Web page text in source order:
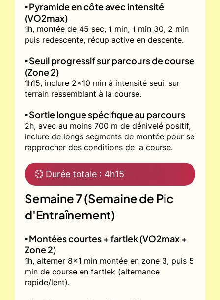
▪️ Pyramide en côte avec intensité
(VO2max)
1h, montée de 45 sec, 1 min, 1 min 30, 2 min
puis redescente, récup active en descente.
▪️ Seuil progressif sur parcours de course
(Zone 2)
1h15, inclure 2x10 min à intensité seuil sur
terrain ressemblant à la course.
▪️ Sortie longue spécifique au parcours
2h, avec au moins 700 m de dénivelé positif,
inclure de longs segments de montée pour se
rapprocher des conditions de la course.
⏲ Durée totale : 4h15
Semaine 7 (Semaine de Pic
d'Entraînement)
▪️ Montées courtes + fartlek (VO2max +
Zone 2)
1h, alterner 8x1 min montée en zone 3, puis 5
min de course en fartlek (alternance
rapide/lent).